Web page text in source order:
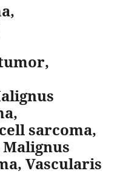
sarcoma,
Vascularis